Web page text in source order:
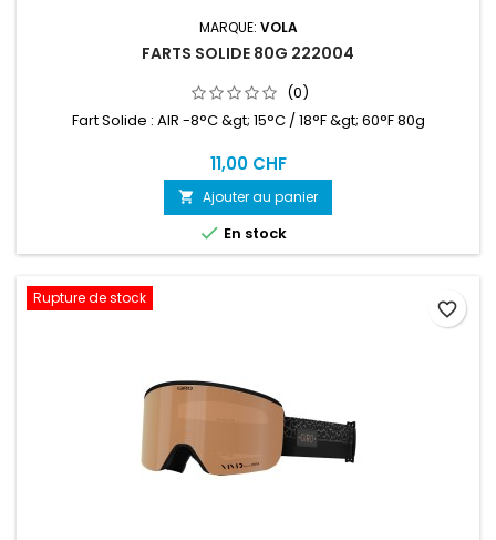
MARQUE: VOLA
FARTS SOLIDE 80G 222004
(0)
Fart Solide : AIR -8°C &gt; 15°C / 18°F &gt; 60°F 80g
11,00 CHF
 Ajouter au panier
 En stock
Rupture de stock
favorite_border